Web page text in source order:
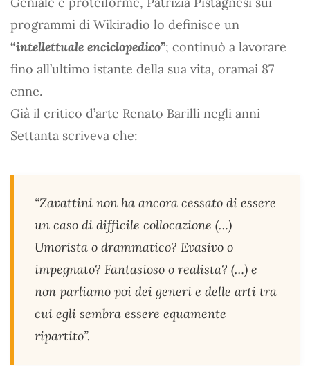
programmi di Wikiradio lo definisce un
“intellettuale enciclopedico”; continuò a lavorare
fino all’ultimo istante della sua vita, oramai 87
enne.
Già il critico d’arte Renato Barilli negli anni
Settanta scriveva che:
“Zavattini non ha ancora cessato di essere
un caso di difficile collocazione (…)
Umorista o drammatico? Evasivo o
impegnato? Fantasioso o realista? (…) e
non parliamo poi dei generi e delle arti tra
cui egli sembra essere equamente
ripartito”.